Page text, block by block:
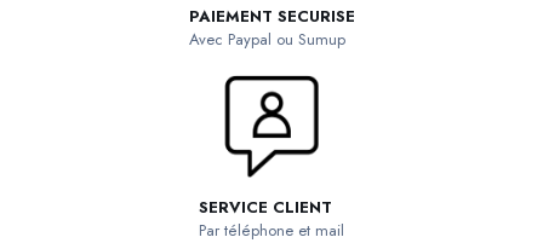
PAIEMENT SECURISE
Avec Paypal ou Sumup
SERVICE CLIENT
Par téléphone et mail